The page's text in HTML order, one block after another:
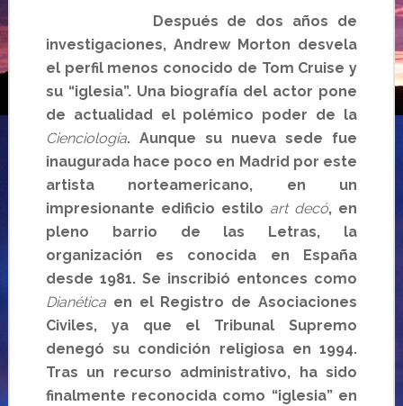
Después de dos años de
investigaciones, Andrew Morton desvela
el perfil menos conocido de Tom Cruise y
su “iglesia”. Una biografía del actor pone
de actualidad el polémico poder de la
Cienciología.Aunque su nueva sede fue
inaugurada hace poco en Madrid por este
artista norteamericano, en un
impresionante edificio estilo art decó, en
pleno barrio de las Letras,
la
organización es conocida en España
desde 1981. Se inscribió entonces como
Dianéticaen el Registro de Asociaciones
Civiles, ya que el Tribunal Supremo
denegó su condición religiosa en 1994.
Tras un recurso administrativo, ha sido
finalmente reconocida como “iglesia” en